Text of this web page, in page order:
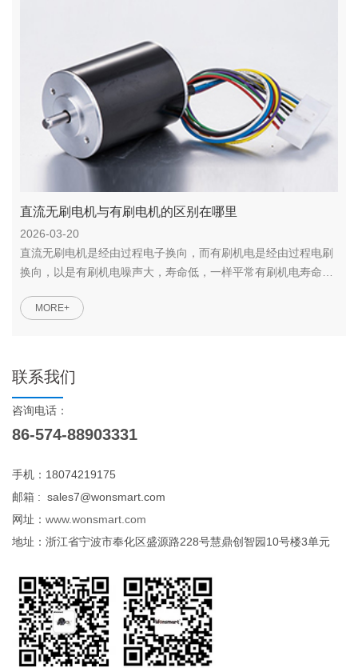
直流无刷电机与有刷电机的区别在哪里
2026-03-20
直流无刷电机是经由过程电子换向，而有刷机电是经由过程电刷
换向，以是有刷机电噪声大，寿命低，一样平常有刷机电寿命在
MORE+
联系我们
咨询电话：
86-574-88903331
手机：18074219175
邮箱 : sales7@wonsmart.com
网址： www.wonsmart.com
地址：浙江省宁波市奉化区盛源路228号慧鼎创智园10号楼3单元